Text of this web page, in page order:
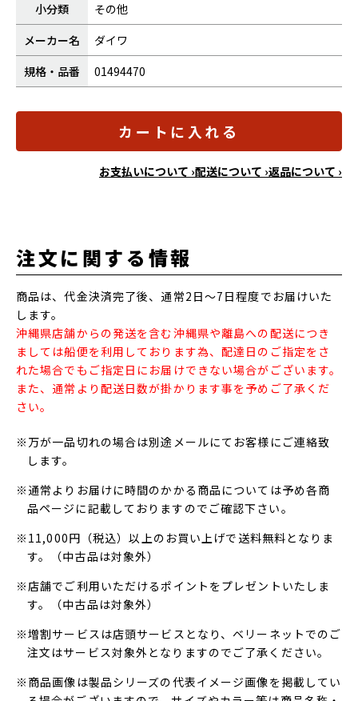
小分類
その他
メーカー名
ダイワ
規格・品番
01494470
カートに入れる
お支払いについて ›配送について ›返品について ›
注文に関する情報
商品は、代金決済完了後、通常2日～7日程度でお届けいた
します。
沖縄県店舗からの発送を含む沖縄県や離島への配送につき
ましては船便を利用しております為、配達日のご指定をさ
れた場合でもご指定日にお届けできない場合がございます。
また、通常より配送日数が掛かります事を予めご了承くだ
さい。
※万が一品切れの場合は別途メールにてお客様にご連絡致
します。
※通常よりお届けに時間のかかる商品については予め各商
品ページに記載しておりますのでご確認下さい。
※11,000円（税込）以上のお買い上げで送料無料となりま
す。（中古品は対象外）
※店舗でご利用いただけるポイントをプレゼントいたしま
す。（中古品は対象外）
※増割サービスは店頭サービスとなり、ベリーネットでのご
注文はサービス対象外となりますのでご了承ください。
※商品画像は製品シリーズの代表イメージ画像を掲載してい